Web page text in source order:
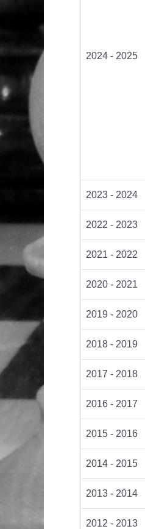
2024 - 2025
2023 - 2024
2022 - 2023
2021 - 2022
2020 - 2021
2019 - 2020
2018 - 2019
2017 - 2018
2016 - 2017
2015 - 2016
2014 - 2015
2013 - 2014
2012 - 2013